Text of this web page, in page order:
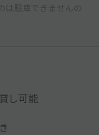
は駐車できませんの
し可能